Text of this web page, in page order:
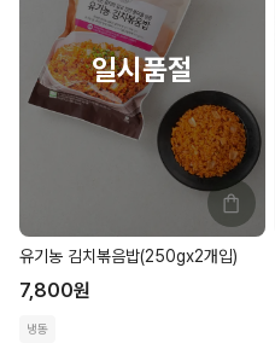
유기농 김치볶음밥(250gx2개입)
7,800원
냉동